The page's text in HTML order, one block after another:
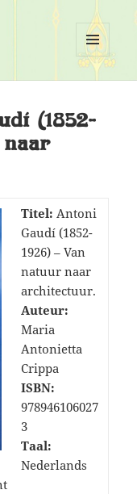
MENU
EN
(1852-
Titel: Antoni
Gaudí (1852-
1926) – Van
natuur naar
architectuur.
Auteur:
Maria
Antonietta
Crippa
ISBN:
978946106027
3
Taal:
Nederlands